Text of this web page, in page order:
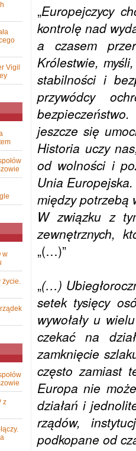
„Europejczycy
kontrolę nad
a czasem
Królestwie,
stabilności i
przywódcy
jeszcze się
Historia uczy
od wolności i
Unia
między potrzebą
W związku z
zewnętrznych,
„(…)”
„(…)
setek tysięcy
wywołały u
czekać na
zamknięcie
często zamiast
Europa nie
działań i
rządów,
podkopane od
Vigil
w
życie.
z